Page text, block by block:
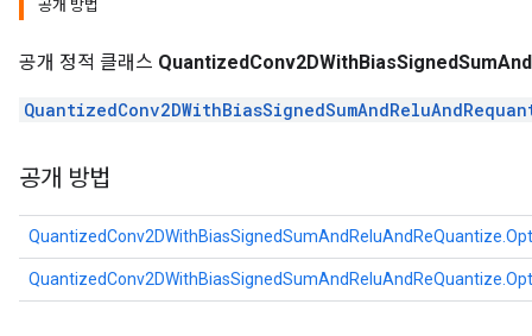
공개 방법
공개 정적 클래스
공개 방법